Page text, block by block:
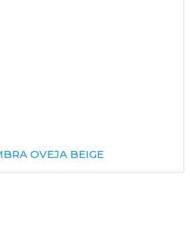
OVEJA BEIGE